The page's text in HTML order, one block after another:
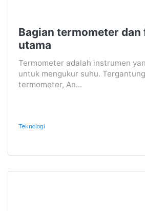
Bagian termometer dan
utama
Termometer adalah instrumen
untuk mengukur suhu.
termometer, An...
Teknologi